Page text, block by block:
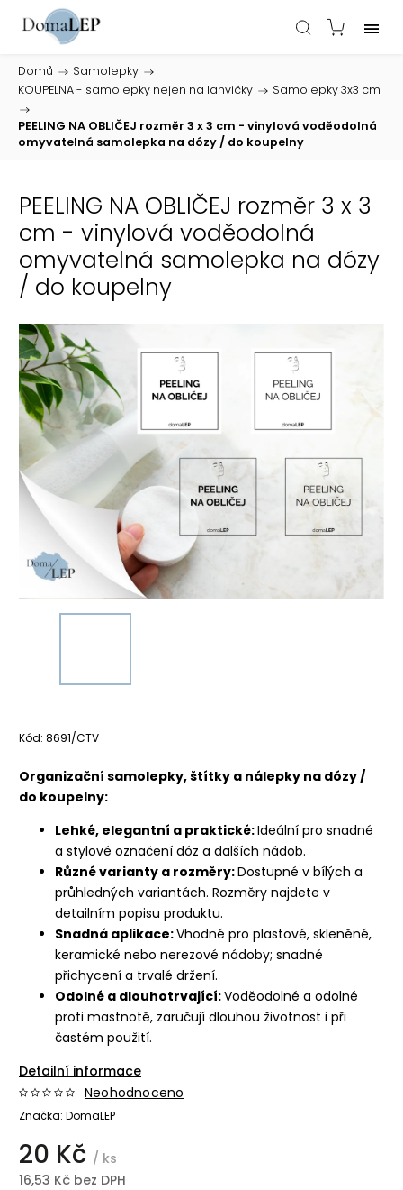
Domů / Samolepky /
KOUPELNA - samolepky nejen na lahvičky /
Samolepky 3x3 cm
/
PEELING NA OBLIČEJ rozměr 3 x 3 cm - vinylová voděodolná
omyvatelná samolepka na dózy / do koupelny
PEELING NA OBLIČEJ rozměr 3 x 3
cm - vinylová voděodolná
omyvatelná samolepka na dózy
/ do koupelny
Kód: 8691/CTV
Organizační samolepky, štítky a nálepky na dózy /
do koupelny:
Lehké, elegantní a praktické:Ideální pro snadné
a stylové označení dóz a dalších nádob.
Různé varianty a rozměry:Dostupné v bílých a
průhledných variantách. Rozměry najdete v
detailním popisu produktu.
Snadná aplikace:Vhodné pro plastové, skleněné,
keramické nebo nerezové nádoby; snadné
přichycení a trvalé držení.
Odolné a dlouhotrvající:Voděodolné a odolné
proti mastnotě, zaručují dlouhou životnost i při
častém použití.
Detailní informace
Značka: DomaLEP
Neohodnoceno
20 Kč / ks
16,53 Kč bez DPH